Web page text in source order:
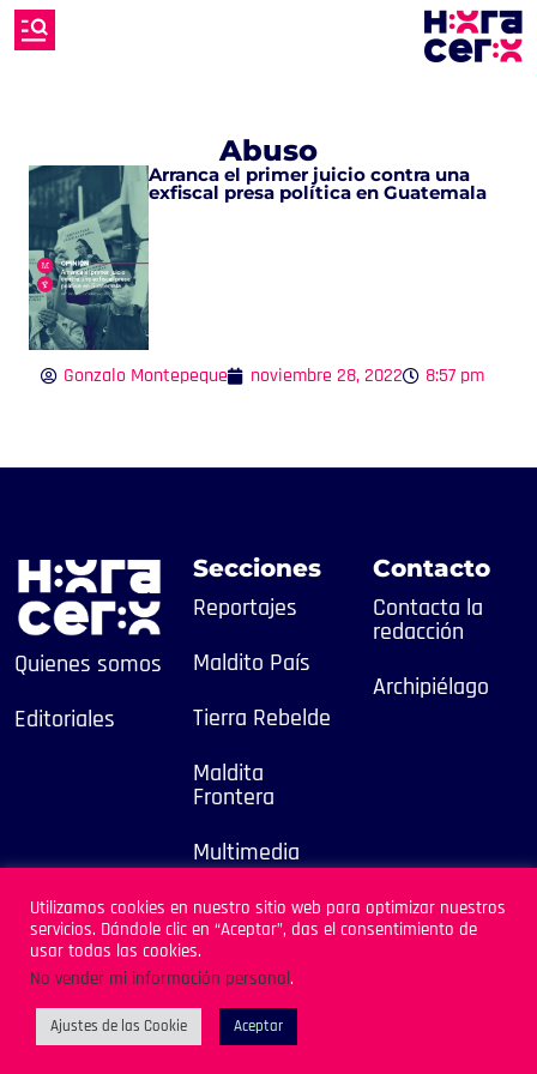
Abuso
Arranca el primer juicio contra una
exfiscal presa política en Guatemala
Gonzalo Montepeque noviembre 28, 2022 8:57 pm
Quienes somos
Editoriales
Secciones
Reportajes
Maldito País
Tierra Rebelde
Maldita
Frontera
Multimedia
2025
Contacto
Contacta la
redacción
Archipiélago
Sitio Desarrollado por
Archipiélago
Utilizamos cookies en nuestro sitio web para optimizar nuestros
servicios. Dándole clic en “Aceptar”, das el consentimiento de
usar todas las cookies.
No vender mi información personal.
Ajustes de las Cookie Aceptar